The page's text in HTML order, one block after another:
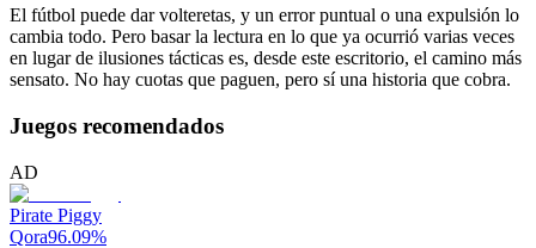
El fútbol puede dar volteretas, y un error puntual o una expulsión lo
cambia todo. Pero basar la lectura en lo que ya ocurrió varias veces
en lugar de ilusiones tácticas es, desde este escritorio, el camino más
sensato. No hay cuotas que paguen, pero sí una historia que cobra.
Juegos recomendados
AD
Pirate Piggy
Qora96.09%